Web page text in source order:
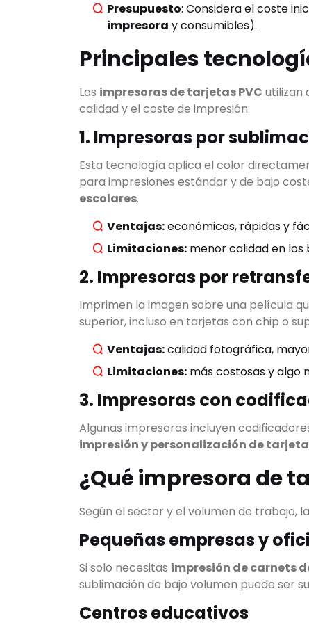
Buscar
CATEGORIAS
Presupuesto: Considera el coste
impresora y consumibles).
Principales
Las impresoras de tarjetas PVC utilizan
calidad y el coste de impresión:
1. Impresoras por
Esta tecnología aplica el color
para impresiones estándar y de bajo
escolares.
Ventajas:económicas, rápidas y
Limitaciones: menor calidad en los
2. Impresoras por
Imprimen la imagen sobre una película
superior, incluso en tarjetas con chip o
Ventajas:calidad fotográfica,
Limitaciones: más costosas y algo
3. Impresoras con
Algunas impresoras incluyen
impresión y personalización de
¿Qué impresora de
Según el sector y el volumen de trabajo,
Pequeñas empresas y
Si solo necesitas impresión de carnets
sublimación de bajo volumen puede ser
Centros educativos